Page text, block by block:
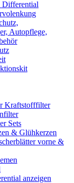
Differential
Autopflege,
Kraftstofffilter
Sets
& Glühkerzen
vorne &
anzeigen